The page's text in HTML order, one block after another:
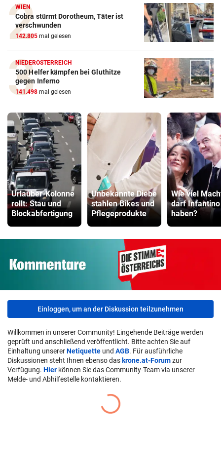
WIEN
Cobra stürmt Dorotheum, Täter ist
verschwunden
142.805 mal gelesen
NIEDERÖSTERREICH
500 Helfer kämpfen bei Gluthitze
gegen Inferno
141.498 mal gelesen
Urlauber-Kolonne
rollt: Stau und
Blockabfertigung
Unbekannte Diebe
stahlen Bikes und
Pflegeprodukte
Wie viel
darf Infantino
haben?
Einloggen, um an der Diskussion teilzunehmen
Willkommen in unserer Community! Eingehende Beiträge werden
geprüft und anschließend veröffentlicht. Bitte achten Sie auf
Einhaltung unsererNetiquette und AGB. Für ausführliche
Diskussionen steht Ihnen ebenso das krone.at-Forumzur
Verfügung. Hier können Sie das Community-Team via unserer
Melde- und Abhilfestelle kontaktieren.